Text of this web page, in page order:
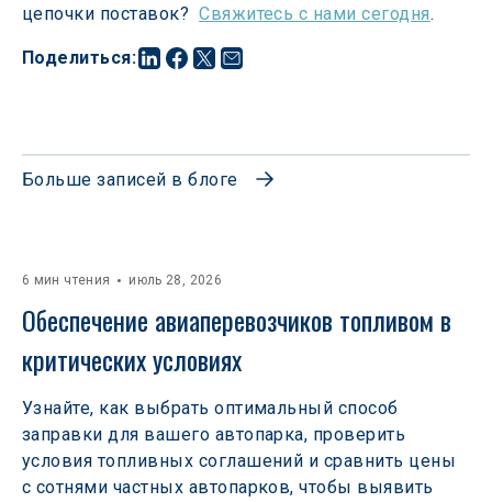
Поделиться:
цепочки поставок? Свяжитесь с нами сегодня.
Больше записей в блоге
6 мин чтения июль 28, 2026
Обеспечение авиаперевозчиков топливом в
критических условиях
Узнайте, как выбрать оптимальный способ
заправки для вашего автопарка, проверить
условия топливных соглашений и сравнить цены
с сотнями частных автопарков, чтобы выявить